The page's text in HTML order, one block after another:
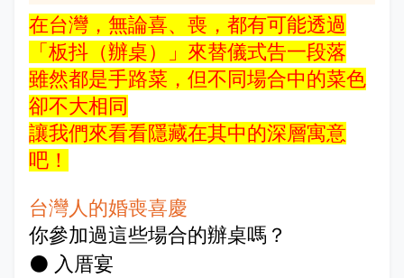
在台灣，無論喜、喪，都有可能透過
「板抖（辦桌）」來替儀式告一段落
雖然都是手路菜，但不同場合中的菜色
卻不大相同
讓我們來看看隱藏在其中的深層寓意
吧！
台灣人的婚喪喜慶
你參加過這些場合的辦桌嗎？
⚫ 入厝宴